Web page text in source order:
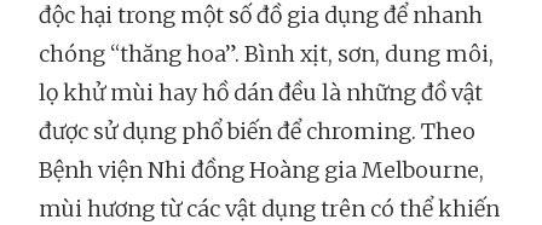
độc hại trong một số đồ gia dụng để nhanh
chóng “thăng hoa”. Bình xịt, sơn, dung môi,
lọ khử mùi hay hồ dán đều là những đồ vật
được sử dụng phổ biến để chroming. Theo
Bệnh viện Nhi đồng Hoàng gia Melbourne,
mùi hương từ các vật dụng trên có thể khiến